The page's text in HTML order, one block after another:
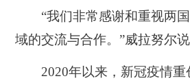
“我们非常感谢和重视两国
域的交流与合作。”威拉努尔说
2020年以来，新冠疫情重